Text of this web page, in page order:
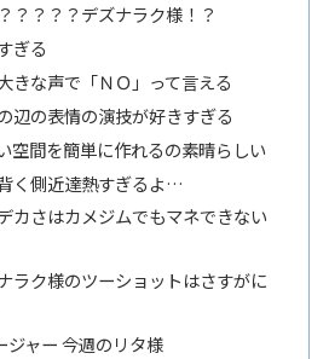
？？？？デズナラク様！？
ぎる
きな声で「ＮＯ」って言える
辺の表情の演技が好きすぎる
空間を簡単に作れるの素晴らしい
く側近達熱すぎるよ…
カさはカメジムでもマネできない
ラク様のツーショットはさすがに
ジャー 今週のリタ様